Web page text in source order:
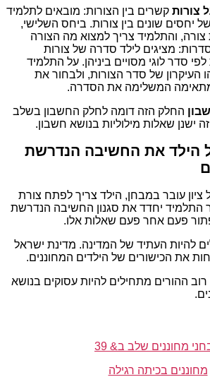
צורות קשרים בין הצורות: מובאים לתלמיד
יחסים שונים בין צורות. ביחס השלישי,
צורה, והתלמיד צריך למצוא מה הצורה
מציגים לילד סדרה של צורות
סדר לוגי מסויים ביניהן. על התלמיד
העיקרון של סדר הצורות, ולבחור את
המשלימה את הסדרה.
החלק הזה דומה לחלק החשבון בשלב
ישנן שאלות מילוליות בנושא חשבון.
הילד את החשיבה הנדרשת
עובר במבחן, הילד צריך לפתח צורת
התלמיד יחדד את סגנון החשיבה הנדרשת
פעם אחר פעם שאלות אלו.
להיות העתיד של המדינה. מדינת ישראל
את הכישורים של הילדים המחוננים.
ההורים מתחילים להיות עסוקים בנושא
מחוננים שלב ב& 39
מחוננים בכיתה רגילה